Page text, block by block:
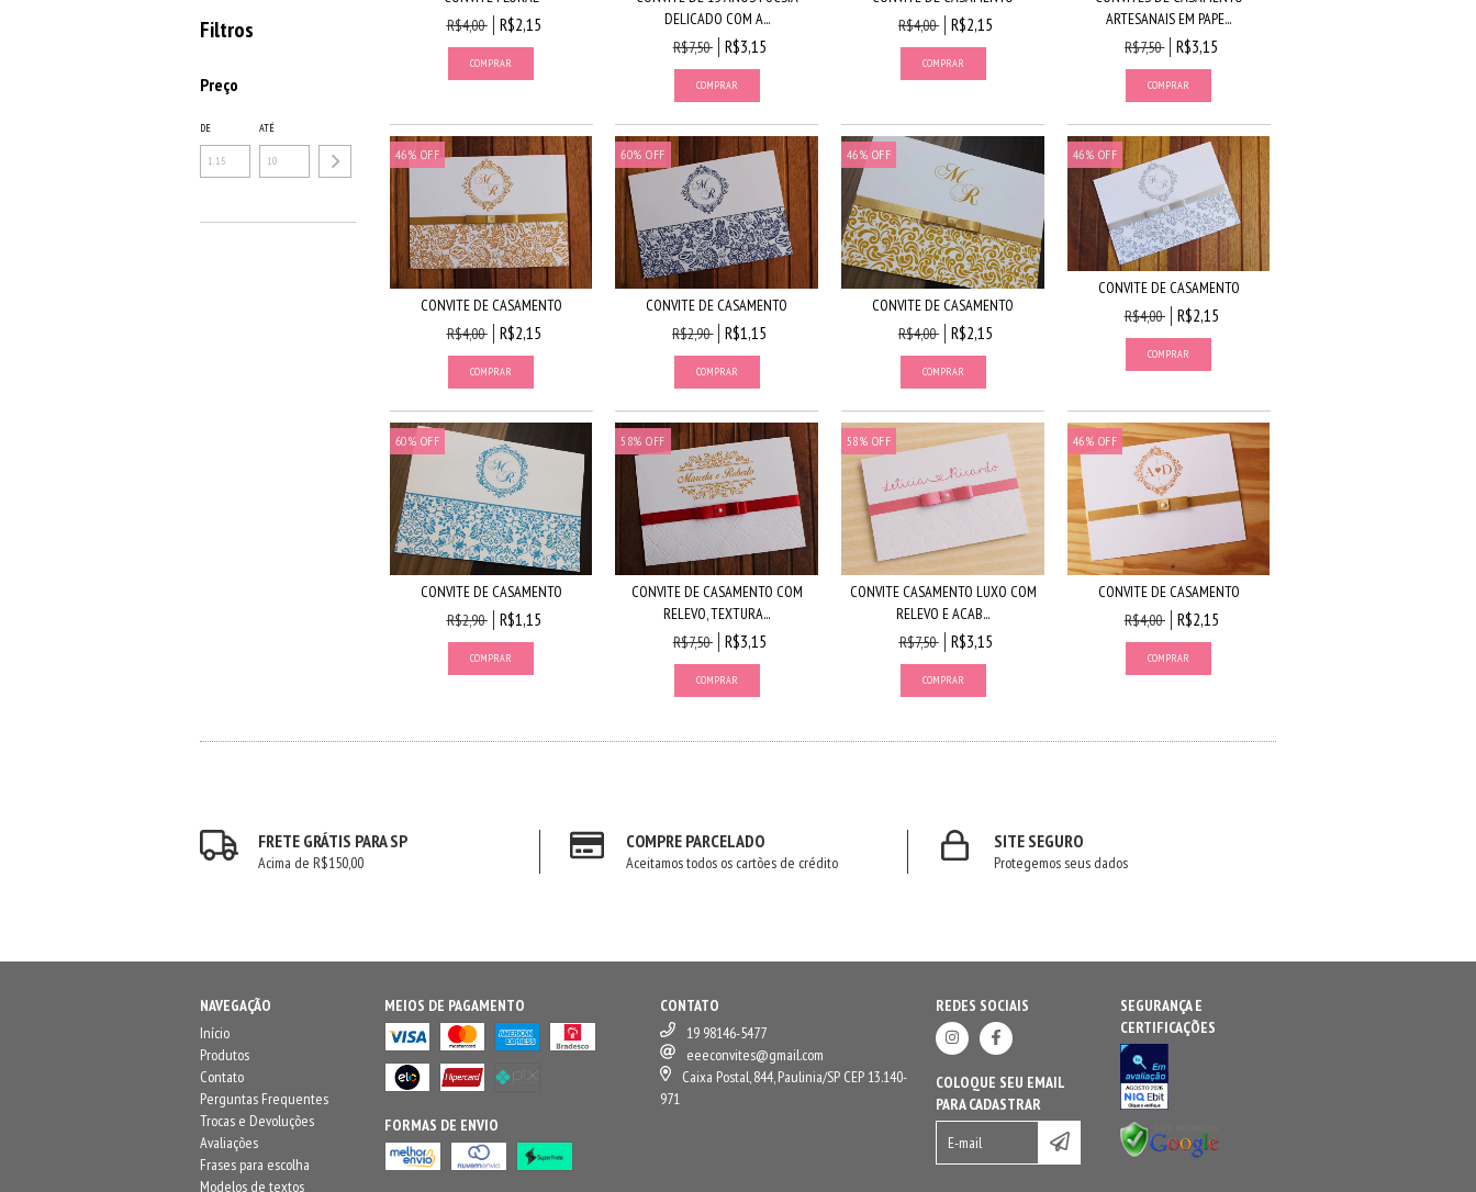
Filtros
Preço
DE ATÉ
R$4,00
R$2,15
DELICADO COM A...
R$7,50
R$3,15
R$4,00
R$2,15
ARTESANAIS EM PAPE...
R$7,50
R$3,15
46% OFF
CONVITE DE CASAMENTO
R$4,00
R$2,15
60%OFF
CONVITE DE CASAMENTO
R$2,90
R$1,15
46% OFF
CONVITE DE CASAMENTO
R$4,00
R$2,15
46% OFF
CONVITE DE CASAMENTO
R$4,00
R$2,15
60% OFF
CONVITE DE CASAMENTO
R$2,90
R$1,15
58%OFF
CONVITE DE CASAMENTO COM
RELEVO, TEXTURA...
R$7,50
R$3,15
58% OFF
CONVITE CASAMENTO LUXO COM
RELEVO E ACAB...
R$7,50
R$3,15
46% OFF
CONVITE DE CASAMENTO
R$4,00
R$2,15
FRETE GRÁTIS PARA SP
Acima de R$150,00
COMPRE PARCELADO
Aceitamos todos os cartões de crédito
SITE SEGURO
Protegemos seus dados
NAVEGAÇÃO
Início
Produtos
Contato
Perguntas Frequentes
Trocas e Devoluções
Avaliações
Frases para escolha
Modelos de textos
MEIOS DE PAGAMENTO
FORMAS DE ENVIO
CONTATO
19 98146-5477
eeeconvites@gmail.com
Caixa Postal, 844, Paulinia/SP CEP 13.140-
971
REDES SOCIAIS
COLOQUE SEU EMAIL
PARA CADASTRAR
SEGURANÇA E
CERTIFICAÇÕES